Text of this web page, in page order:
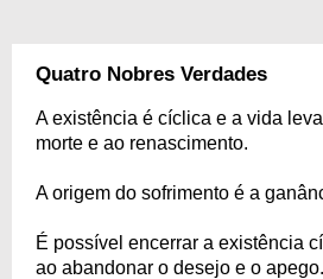
Quatro Nobres Verdades
A existência é cíclica e a vida
morte e ao renascimento.
A origem do sofrimento é a
É possível encerrar a existência
ao abandonar o desejo e o apego.